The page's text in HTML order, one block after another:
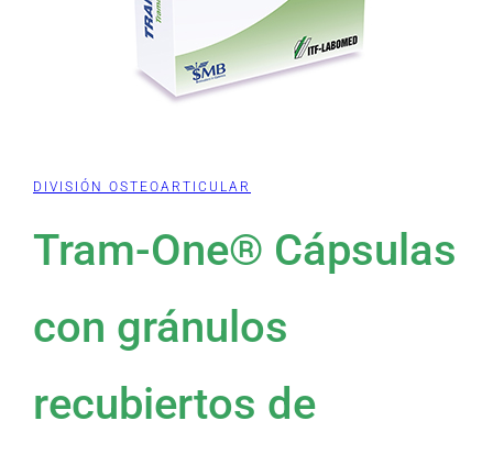
DIVISIÓN OSTEOARTICULAR
Tram-One® Cápsulas
con gránulos
recubiertos de